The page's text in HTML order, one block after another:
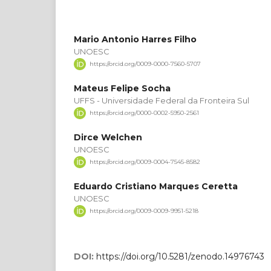
Mario Antonio Harres Filho
UNOESC
https://orcid.org/0009-0000-7560-5707
Mateus Felipe Socha
UFFS - Universidade Federal da Fronteira Sul
https://orcid.org/0000-0002-5950-2561
Dirce Welchen
UNOESC
https://orcid.org/0009-0004-7545-8582
Eduardo Cristiano Marques Ceretta
UNOESC
https://orcid.org/0009-0009-9951-5218
DOI: https://doi.org/10.5281/zenodo.14976743